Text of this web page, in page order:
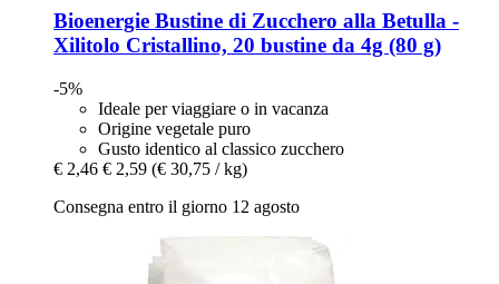
Bioenergie Bustine di Zucchero alla Betulla -​
Xilitolo Cristallino, 20 bustine da 4g (80 g)
-5%
Ideale per viaggiare o in vacanza
Origine vegetale puro
Gusto identico al classico zucchero
€ 2,46 € 2,59 (€ 30,75 / kg)
Consegna entro il giorno 12 agosto